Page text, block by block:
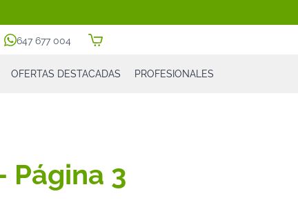
647 677 004
OFERTAS DESTACADAS PROFESIONALES
Página 3